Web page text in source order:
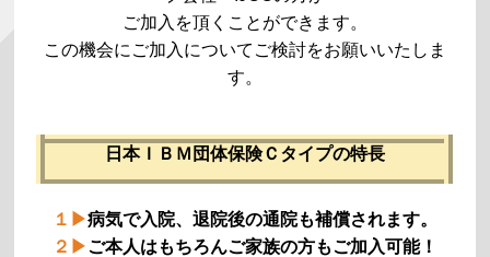
ご加入を頂くことができます。
この機会にご加入についてご検討をお願いいたしま
す。
日本ＩＢＭ団体保険Ｃタイプの特長
１▶病気で入院、退院後の通院も補償されます。
２▶ご本人はもちろんご家族の方もご加入可能！